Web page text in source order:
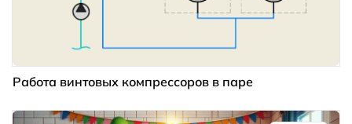
Работа винтовых компрессоров в паре